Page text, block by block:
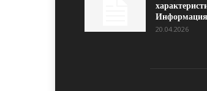
Информация
20.04.2026